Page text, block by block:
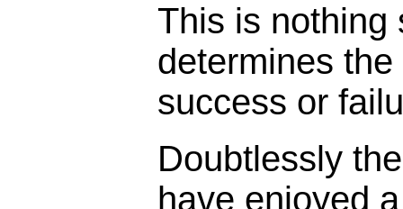
This is nothing
determines
success or
Doubtlessly
have enjoyed